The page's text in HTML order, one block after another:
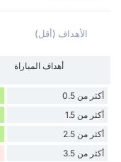
الأهداف (أقل)
أهداف المباراة
أكثر من 0.5
أكثر من 1.5
أكثر من 2.5
أكثر من 3.5